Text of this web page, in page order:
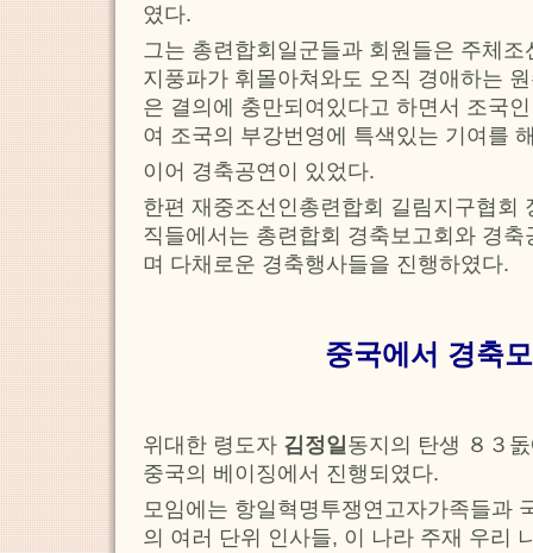
였다.
그는 총련합회일군들과 회원들은 주체
지풍파가 휘몰아쳐와도 오직 경애하는
은 결의에 충만되여있다고 하면서 조국
여 조국의 부강번영에 특색있는 기여를
이어 경축공연이 있었다.
한편 재중조선인총련합회 길림지구협회
직들에서는 총련합회 경축보고회와 경
며 다채로운 경축행사들을 진행하였다.
중국에서 경축
위대한 령도자 김정일동지의 탄생 ８３
중국의 베이징에서 진행되였다.
모임에는 항일혁명투쟁연고자가족들과
의 여러 단위 인사들, 이 나라 주재 우리